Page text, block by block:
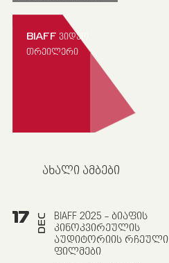
BIAFF ᲕᲘᲓᲔᲝ
ᲗᲠᲔᲘᲚᲔᲠᲘ
ᲐᲮᲐᲚᲘ ᲐᲛᲑᲔᲑᲘ
17 DEC
BIAFF 2025 - ᲑᲘᲐᲤᲘᲡ
ᲙᲘᲜᲝᲙᲕᲘᲠᲔᲣᲚᲘᲡ
ᲐᲣᲓᲘᲢᲝᲠᲘᲘᲡ ᲠᲩᲔᲣᲚᲘ
ᲤᲘᲚᲛᲔᲑᲘ